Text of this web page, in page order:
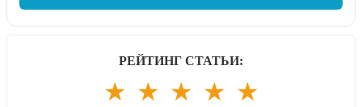
РЕЙТИНГ СТАТЬИ:
★ ★ ★ ★ ★